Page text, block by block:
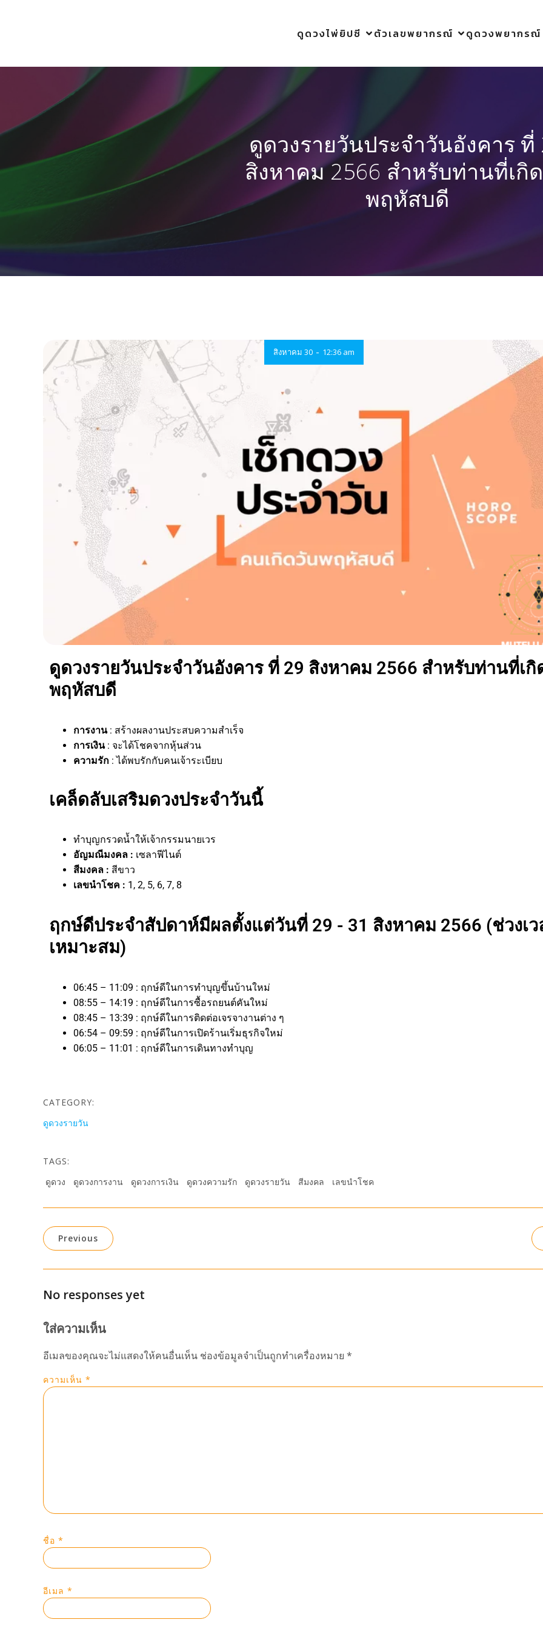
ดูดวงไพ่ยิปซี ตัวเลขพยากรณ์ ดูดวงพยากรณ์
ดูดวงรายวันประจำวันอังคาร ที่
สิงหาคม 2566 สำหรับท่านที่เกิ
พฤหัสบดี
สิงหาคม 30 - 12:36 am
ดูดวงรายวันประจำวันอังคาร ที่ 29 สิงหาคม 2566 สำหรับท่านที่เ
พฤหัสบดี
การงาน : สร้างผลงานประสบความสำเร็จ
การเงิน : จะได้โชคจากหุ้นส่วน
ความรัก : ได้พบรักกับคนเจ้าระเบียบ
เคล็ดลับเสริมดวงประจำวันนี้
ทำบุญกรวดน้ำให้เจ้ากรรมนายเวร
อัญมณีมงคล : เซลาฟีไนต์
สีมงคล : สีขาว
เลขนำโชค : 1, 2, 5, 6, 7, 8
ฤกษ์ดีประจำสัปดาห์มีผลตั้งแต่วันที่ 29 - 31 สิงหาคม 2566 (ช่วงเ
เหมาะสม)
06:45 – 11:09 : ฤกษ์ดีในการทำบุญขึ้นบ้านใหม่
08:55 – 14:19 : ฤกษ์ดีในการซื้อรถยนต์คันใหม่
08:45 – 13:39 : ฤกษ์ดีในการติดต่อเจรจางานต่าง ๆ
06:54 – 09:59 : ฤกษ์ดีในการเปิดร้านเริ่มธุรกิจใหม่
06:05 – 11:01 : ฤกษ์ดีในการเดินทางทำบุญ
CATEGORY:
ดูดวงรายวัน
TAGS:
ดูดวง
ดูดวงการงาน ดูดวงการเงิน ดูดวงความรัก ดูดวงรายวัน สีมงคล เลขนำโชค
Previous
No responses yet
ใส่ความเห็น
อีเมลของคุณจะไม่แสดงให้คนอื่นเห็น ช่องข้อมูลจำเป็นถูกทำเครื่องหมาย *
ความเห็น *
ชื่อ *
อีเมล *